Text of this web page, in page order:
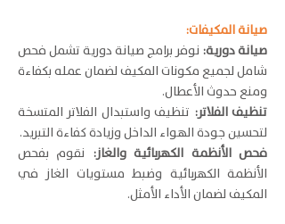
صيانة المكيفات:
صيانة دورية: نوفر برامج صيانة دورية تشمل فحص
شامل لجميع مكونات المكيف لضمان عمله بكفاءة
ومنع حدوث الأعطال.
تنظيف الفلاتر: تنظيف واستبدال الفلاتر المتسخة
لتحسين جودة الهواء الداخل وزيادة كفاءة التبريد.
فحص الأنظمة الكهربائية والغاز: نقوم بفحص
الأنظمة الكهربائية وضبط مستويات الغاز في
المكيف لضمان الأداء الأمثل.